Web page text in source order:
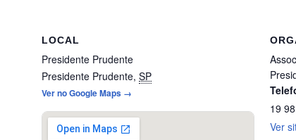
LOCAL
Presidente Prudente
Presidente Prudente, SP
Ver no Google Maps →
19
Ver